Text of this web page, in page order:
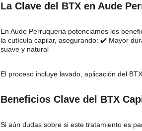
La Clave del BTX en Aude
En Aude Perruqueria potenciamos los
la cutícula capilar, asegurando: ✔️ Mayor
suave y natural
El proceso incluye lavado, aplicación del
Beneficios Clave del BTX
Si aún dudas sobre si este tratamiento es